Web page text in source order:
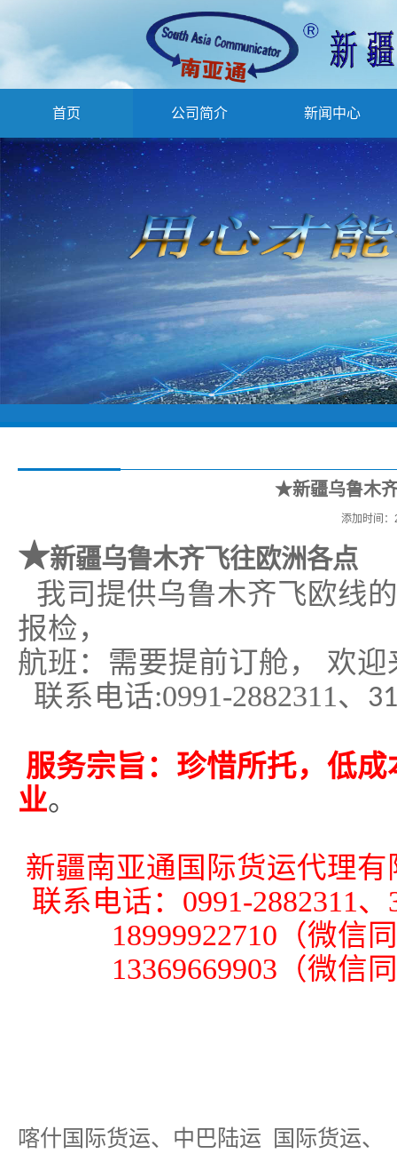
首页 公司简介 新闻中心
★新疆乌鲁木
添加时间
★新疆乌鲁木齐飞往欧洲各点
我司提供乌鲁木齐飞欧线
报检，
航班：需要提前订舱，
欢迎
联系电话:0991-2882311、
服务宗旨：珍惜所托，低
业。
新疆南亚通国际货运代理有
联系电话： 0991-2882311、
18999922710（微信
13369669903（微信
喀什国际货运、中巴陆运 国际货运、